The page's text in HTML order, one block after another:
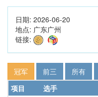
日期: 2026-06-20
地点: 广东广州
链接:
冠军 前三 所有
项目
选手